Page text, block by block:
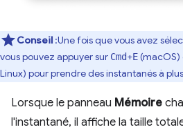
Conseil :Une fois que vous avez
vous pouvez appuyer sur Cmd+E(macOS)
Linux) pour prendre des instantanés à
Lorsque le panneau Mémoire
l'instantané, il affiche la taille